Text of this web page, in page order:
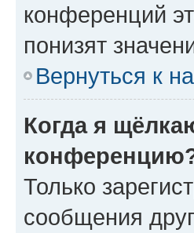
конференций
понизят
Вернуться к
Когда я
Только
сообщения